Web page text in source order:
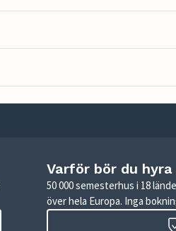
Varför bör du
50 000 semesterhus i 18
över hela Europa. Inga